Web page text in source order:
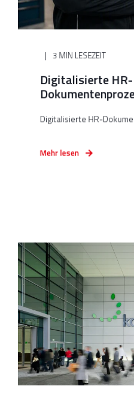
3 MIN LESEZEIT
Digitalisierte HR-
Digitalisierte HR-
Mehr lesen